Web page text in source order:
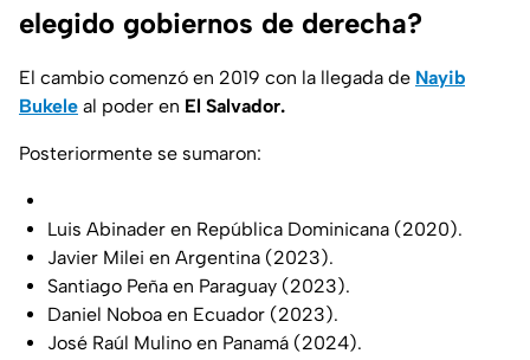
elegido gobiernos de derecha?
El cambio comenzó en 2019 con la llegada de Nayib
Bukele al poder en El Salvador.
Posteriormente se sumaron:
Luis Abinader en República Dominicana (2020).
Javier Milei en Argentina (2023).
Santiago Peña en Paraguay (2023).
Daniel Noboa en Ecuador (2023).
José Raúl Mulino en Panamá (2024).